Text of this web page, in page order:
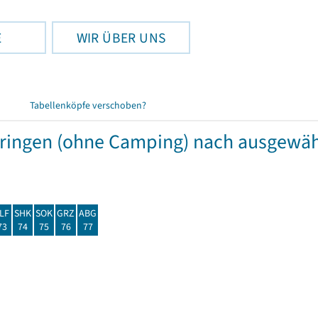
WIR ÜBER UNS
Tabellenköpfe verschoben?
(ohne Camping) nach
SHK
74
SOK
75
GRZ
76
ABG
77